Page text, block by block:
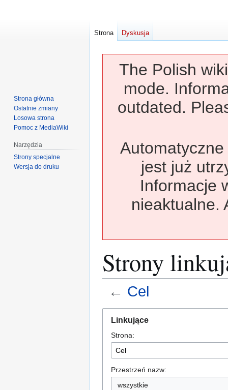
The Polish
mode.
outdated.
jest już
Informacje
nieaktualne.
Strony
← Cel
nawigacji
wyszukiwania
Linkujące
Strona:
Przestrzeń nazw:
wszystkie
Strona Dyskusja
Strona główna
Ostatnie zmiany
Losowa strona
Pomoc z MediaWiki
Narzędzia
Strony specjalne
Wersja do druku